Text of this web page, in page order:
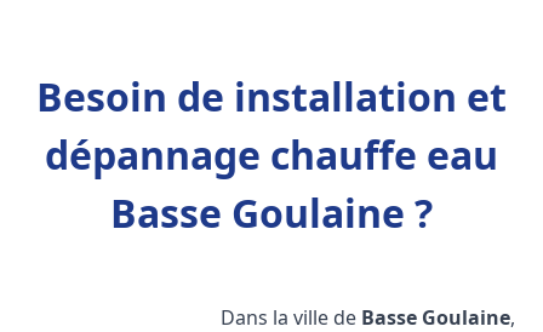
Besoin de installation et
dépannage chauffe eau
Basse Goulaine ?
Dans la ville de Basse Goulaine,